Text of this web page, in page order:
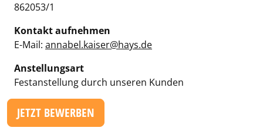
862053/1
Kontakt aufnehmen
E-Mail: annabel.kaiser@hays.de
Anstellungsart
Festanstellung durch unseren Kunden
JETZT BEWERBEN